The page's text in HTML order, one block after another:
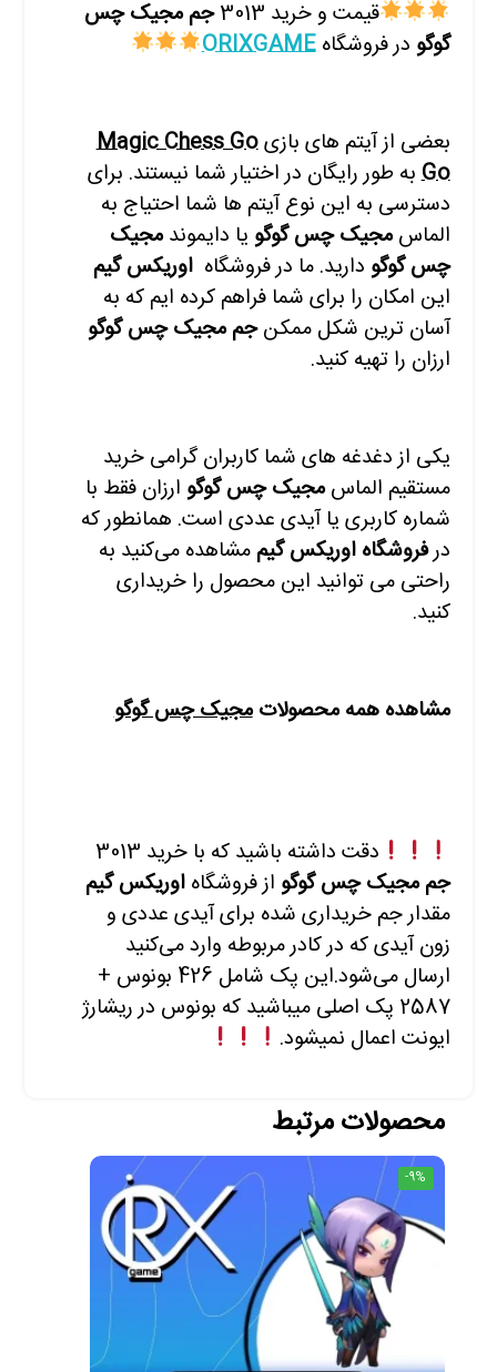
قیمت و خرید 3013
جم مجیک چس
گوگو در فروشگاهORIXGAME
بعضی از آیتم های بازیMagic Chess Go
Goبه طور رایگان در اختیار شما نیستند. برای
دسترسی به این نوع آیتم ها شما احتیاج به
الماسمجیک چس گوگو یا دایموندمجیک
چس گوگو دارید. ما در فروشگاهاوریکس گیم
این امکان را برای شما فراهم کرده ایم که به
آسان ترین شکل ممکنجم مجیک چس گوگو
ارزان را تهیه کنید.
یکی از دغدغه های شما کاربران گرامی خرید
مستقیم الماسمجیک چس گوگو ارزان فقط با
شماره کاربری یا آیدی عددی است. همانطور که
درفروشگاه اوریکس گیم مشاهدهمی‌کنید به
راحتی می توانید این محصول را خریداری
کنید.
مشاهده همه محصولاتمجیک چس گوگو
دقت داشته باشید که باخرید 3013
جم مجیک چس گوگو از فروشگاه اوریکس گیم
مقدار جم خریداری شده برای آیدی عددی و
زون آیدی که در کادر مربوطه واردمی‌کنید
ارسال می‌شود.این پک شامل 426 بونوس +
2587 پک اصلی میباشید که بونوس در ریشارژ
ایونت اعمال نمیشود.
محصولات مرتبط
-9%